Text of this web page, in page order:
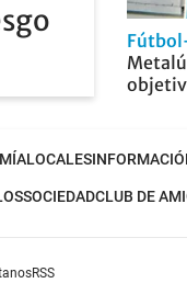
LOCALES
SOCIEDADCLUB DE
RSS